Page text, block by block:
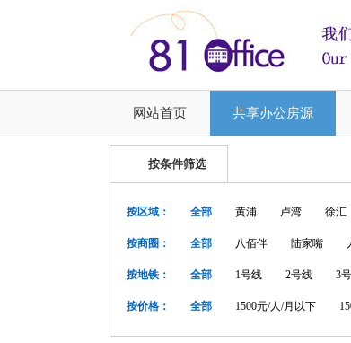
网站首页 共享办公房源
按条件筛选
按区域： 全部 黄浦 卢湾 徐汇
按商圈： 全部 八佰伴 陆家嘴
按地铁： 全部 1号线 2号线 3
按价格： 全部 1500元/人/月以下